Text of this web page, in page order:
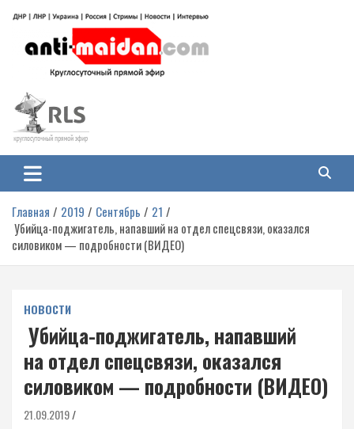
содержимому
Антимайдан: Гражданская война
на Украине
гражданской войне на Украине, включая события в Новороссии, ДНР,
ЛНР и других регионах.
Главная 2019 Сентябрь
21
Убийца-поджигатель, напавший на отдел спецсвязи, оказался
силовиком — подробности (ВИДЕО)
НОВОСТИ
Убийца-поджигатель, напавший
на отдел спецсвязи, оказался
силовиком — подробности (ВИДЕО)
21.09.2019